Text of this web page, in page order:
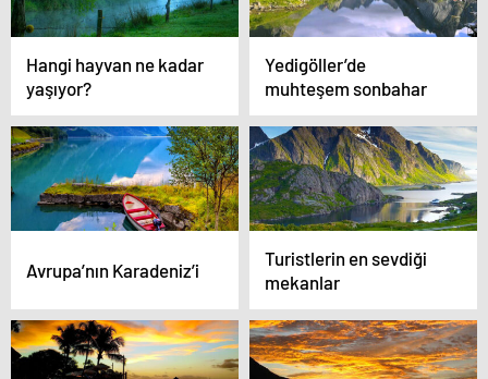
Hangi hayvan ne kadar
yaşıyor?
Yedigöller’de
muhteşem sonbahar
Avrupa’nın Karadeniz’i
Turistlerin en sevdiği
mekanlar